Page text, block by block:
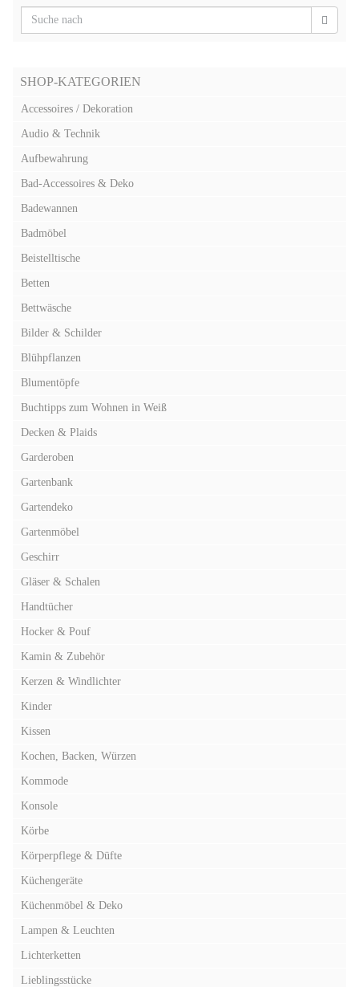
SHOP-KATEGORIEN
Accessoires / Dekoration
Audio & Technik
Aufbewahrung
Bad-Accessoires & Deko
Badewannen
Badmöbel
Beistelltische
Betten
Bettwäsche
Bilder & Schilder
Blühpflanzen
Blumentöpfe
Buchtipps zum Wohnen in Weiß
Decken & Plaids
Garderoben
Gartenbank
Gartendeko
Gartenmöbel
Geschirr
Gläser & Schalen
Handtücher
Hocker & Pouf
Kamin & Zubehör
Kerzen & Windlichter
Kinder
Kissen
Kochen, Backen, Würzen
Kommode
Konsole
Körbe
Körperpflege & Düfte
Küchengeräte
Küchenmöbel & Deko
Lampen & Leuchten
Lichterketten
Lieblingsstücke